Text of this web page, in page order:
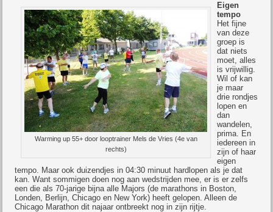
Warming up 55+ door looptrainer Mels de Vries (4e van
rechts)
Eigen
tempo
Het fijne
van deze
groep is
dat niets
moet, alles
is vrijwillig.
Wil of kan
je maar
drie rondjes
lopen en
dan
wandelen,
prima. En
iedereen in
zijn of haar
eigen
tempo. Maar ook duizendjes in 04:30 minuut hardlopen als je dat
kan. Want sommigen doen nog aan wedstrijden mee, er is er zelfs
een die als 70-jarige bijna alle Majors (de marathons in Boston,
Londen, Berlijn, Chicago en New York) heeft gelopen. Alleen de
Chicago Marathon dit najaar ontbreekt nog in zijn rijtje.